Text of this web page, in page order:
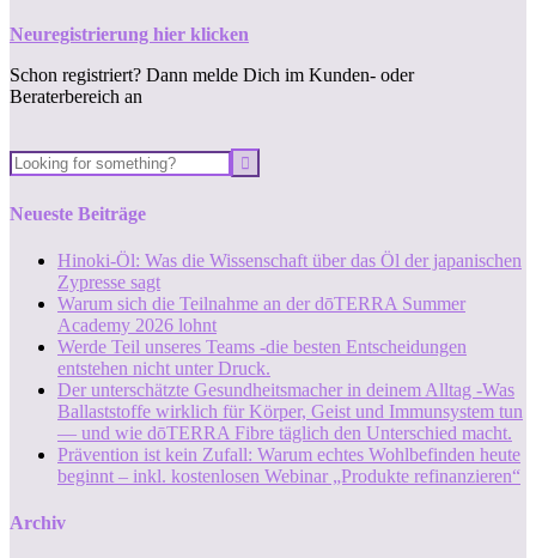
Neuregistrierung hier klicken
Schon registriert? Dann melde Dich im Kunden- oder
Beraterbereich an
Neueste Beiträge
Hinoki-Öl: Was die Wissenschaft über das Öl der japanischen
Zypresse sagt
Warum sich die Teilnahme an der dōTERRA Summer
Academy 2026 lohnt
Werde Teil unseres Teams -die besten Entscheidungen
entstehen nicht unter Druck.
Der unterschätzte Gesundheitsmacher in deinem Alltag -Was
Ballaststoffe wirklich für Körper, Geist und Immunsystem tun
— und wie dōTERRA Fibre täglich den Unterschied macht.
Prävention ist kein Zufall: Warum echtes Wohlbefinden heute
beginnt – inkl. kostenlosen Webinar „Produkte refinanzieren“
Archiv